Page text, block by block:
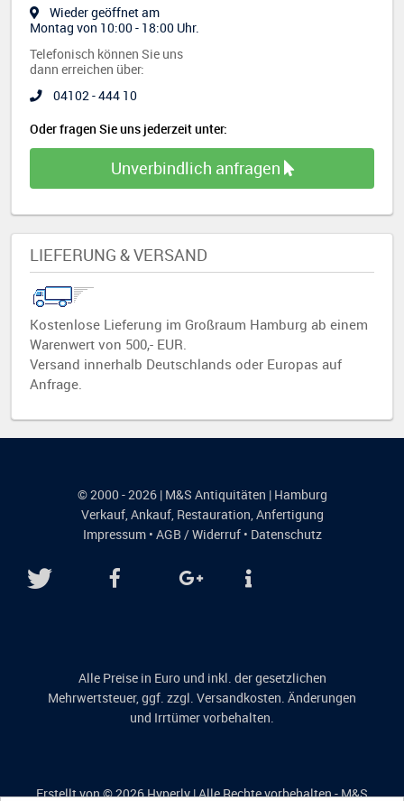
Wieder geöffnet am
Montag von 10:00 - 18:00 Uhr.
Telefonisch können Sie uns
dann erreichen über:
04102 - 444 10
Oder fragen Sie uns jederzeit unter:
Unverbindlich anfragen
LIEFERUNG & VERSAND
Kostenlose Lieferung im Großraum Hamburg ab einem
Warenwert von 500,- EUR.
Versand innerhalb Deutschlands oder Europas auf
Anfrage.
© 2000 - 2026 | M&S Antiquitäten | Hamburg
Verkauf,Ankauf, Restauration,Anfertigung
Impressum• AGB / Widerruf• Datenschutz
Alle Preise in Euro und inkl. der gesetzlichen
Mehrwertsteuer, ggf. zzgl. Versandkosten. Änderungen
und Irrtümer vorbehalten.
Erstellt von © 2026Hyperly| Alle Rechte vorbehalten - M&S